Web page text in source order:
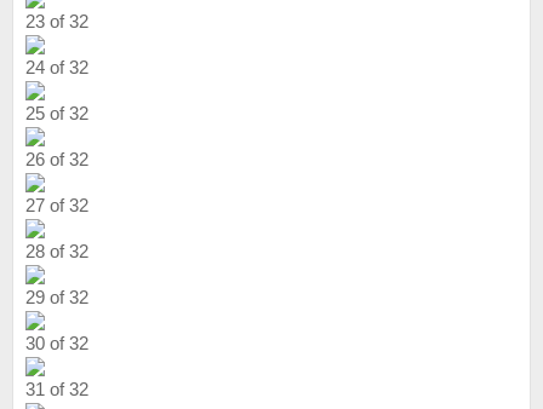
23 of 32
24 of 32
25 of 32
26 of 32
27 of 32
28 of 32
29 of 32
30 of 32
31 of 32